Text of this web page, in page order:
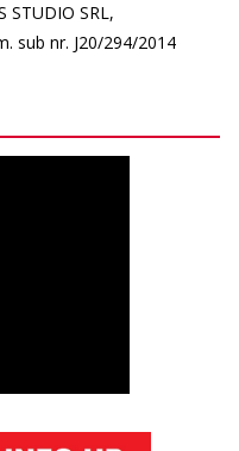
STUDIO SRL,
sub nr. J20/294/2014